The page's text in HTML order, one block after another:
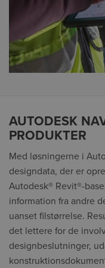
AUTODESK
PRODUKTER
Med løsningerne i
designdata, der er
Autodesk® Revit®-
information fra andre
uanset filstørrelse.
det lettere for de
designbeslutninger,